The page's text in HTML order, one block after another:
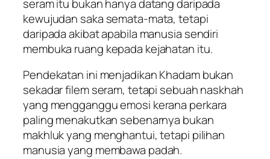
seram itu bukan hanya datang daripada
kewujudan saka semata-mata, tetapi
daripada akibat apabila manusia sendiri
membuka ruang kepada kejahatan itu.
Pendekatan ini menjadikan Khadam bukan
sekadar filem seram, tetapi sebuah naskhah
yang mengganggu emosi kerana perkara
paling menakutkan sebenarnya bukan
makhluk yang menghantui, tetapi pilihan
manusia yang membawa padah.